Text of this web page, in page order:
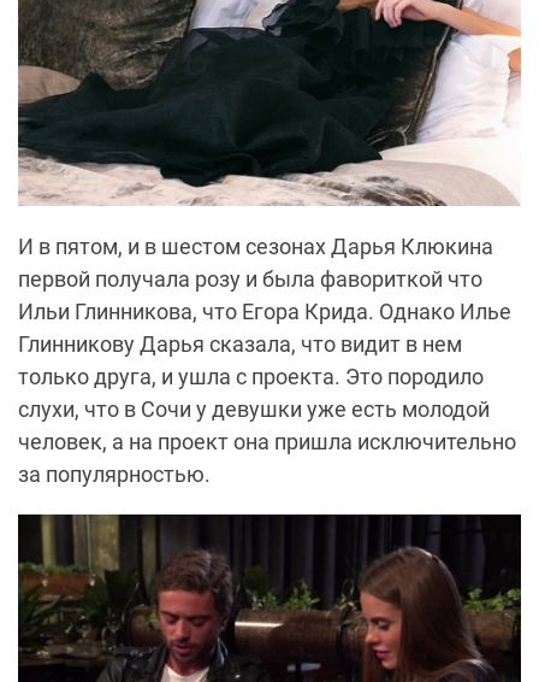
И в пятом, и в шестом сезонах Дарья Клюкина
первой получала розу и была фавориткой что
Ильи Глинникова, что Егора Крида. Однако Илье
Глинникову Дарья сказала, что видит в нем
только друга, и ушла с проекта. Это породило
слухи, что в Сочи у девушки уже есть молодой
человек, а на проект она пришла исключительно
за популярностью.